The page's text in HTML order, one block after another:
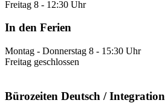
Freitag 8 - 12:30 Uhr
In den Ferien
Montag - Donnerstag 8 - 15:30 Uhr
Freitag geschlossen
Bürozeiten Deutsch / Integration